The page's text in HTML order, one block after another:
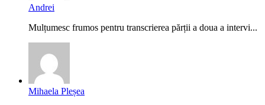
Andrei
Mulțumesc frumos pentru transcrierea părții a doua a intervi...
Mihaela Pleșea